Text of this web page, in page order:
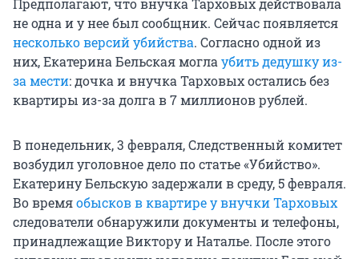
Предполагают, что внучка Тарховых действовала
не одна и у нее был сообщник. Сейчас появляется
несколько версий убийства. Согласно одной из
них, Екатерина Бельская могла убить дедушку из-
за мести: дочка и внучка Тарховых остались без
квартиры из-за долга в 7 миллионов рублей.
В понедельник, 3 февраля, Следственный комитет
возбудил уголовное дело по статье «Убийство».
Екатерину Бельскую задержали в среду, 5 февраля.
Во времяобысков в квартире у внучки Тарховых
следователи обнаружили документы и телефоны,
принадлежащие Виктору и Наталье. После этого